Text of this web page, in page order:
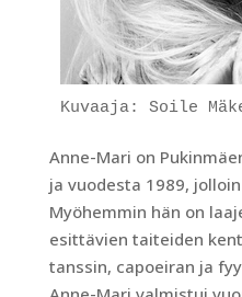
Kuvaaja: Soile
Anne-Mari on
ja vuodesta 1989,
Myöhemmin hän on
esittävien taiteiden
tanssin, capoeiran ja